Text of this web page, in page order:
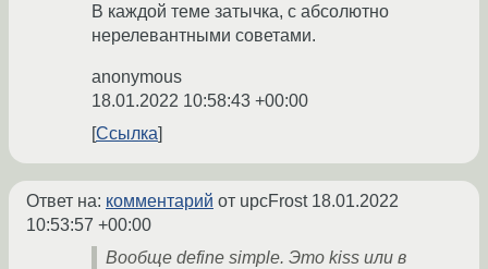
В каждой теме затычка, с абсолютно
нерелевантными советами.
anonymous
18.01.2022 10:58:43 +00:00
Ссылка
Ответ на: комментарий от upcFrost 18.01.2022
10:53:57 +00:00
Вообще define simple. Это kiss или в